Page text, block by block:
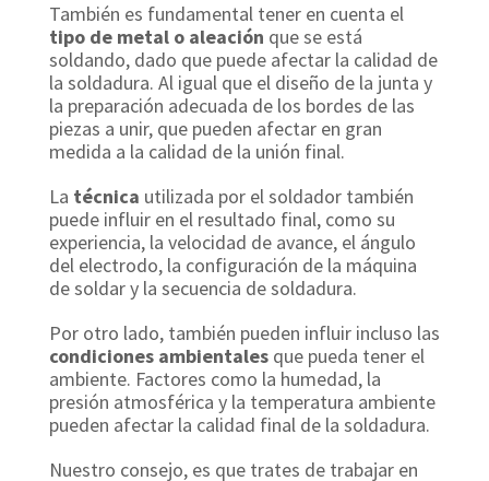
También es fundamental tener en cuenta el
tipo de metal o aleación que se está
soldando, dado que puede afectar la calidad de
la soldadura. Al igual que el diseño de la junta y
la preparación adecuada de los bordes de las
piezas a unir, que pueden afectar en gran
medida a la calidad de la unión final.
La técnica utilizada por el soldador también
puede influir en el resultado final, como su
experiencia, la velocidad de avance, el ángulo
del electrodo, la configuración de la máquina
de soldar y la secuencia de soldadura.
Por otro lado, también pueden influir incluso las
condiciones ambientales que pueda tener el
ambiente. Factores como la humedad, la
presión atmosférica y la temperatura ambiente
pueden afectar la calidad final de la soldadura.
Nuestro consejo, es que trates de trabajar en